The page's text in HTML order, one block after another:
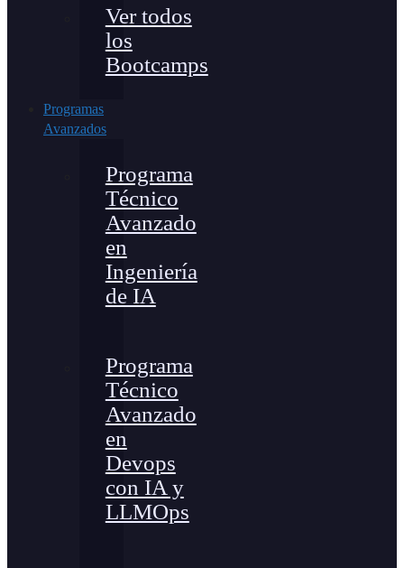
Ver todos
los
Bootcamps
Programas
Avanzados
Programa
Técnico
Avanzado
en
Ingeniería
de IA
Programa
Técnico
Avanzado
en
Devops
con IA y
LLMOps